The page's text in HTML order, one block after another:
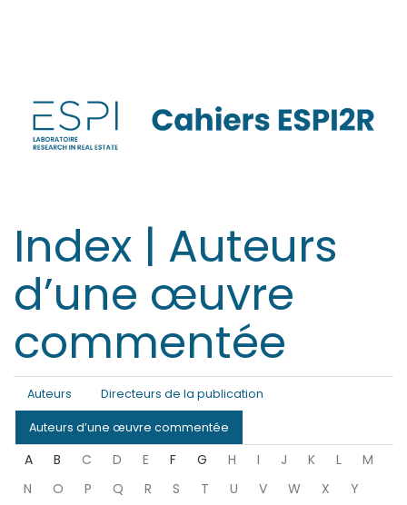
contenu
Index | Auteurs
d’une œuvre
commentée
Auteurs Directeurs de la publication
Auteurs d’une œuvre commentée
A B C D E F G H I J K L
M
N
O P Q R S T U V W X
Y